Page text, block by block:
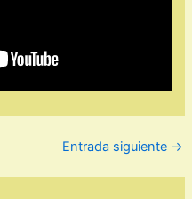
Entrada siguiente →